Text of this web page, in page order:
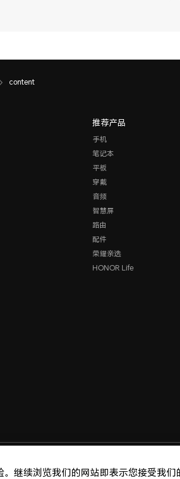
content
推荐产品
手机
笔记本
平板
穿戴
音频
智慧屏
路由
配件
荣耀亲选
HONOR Life
继续浏览我们的网站即表示您接受我们